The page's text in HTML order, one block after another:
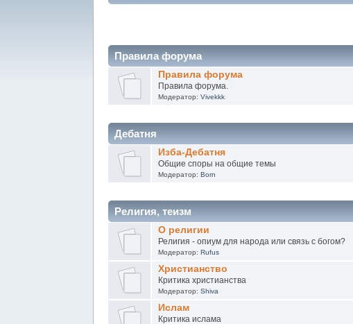
Правила форума
Правила форума
Правила форума.
Модератор:Vivekkk
Дебатня
Изба-Дебатня
Общие споры на общие темы
Модератор:Born
Религия, теизм
О религии
Религия - опиум для народа или связь с богом?
Модератор:Rufus
Христианство
Критика христианства
Модератор:Shiva
Ислам
Критика ислама